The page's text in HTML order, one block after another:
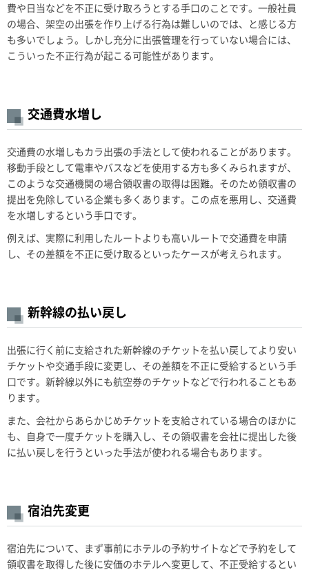
費や日当などを不正に受け取ろうとする手口のことです。一般社員
の場合、架空の出張を作り上げる行為は難しいのでは、と感じる方
も多いでしょう。しかし充分に出張管理を行っていない場合には、
こういった不正行為が起こる可能性があります。
交通費水増し
交通費の水増しもカラ出張の手法として使われることがあります。
移動手段として電車やバスなどを使用する方も多くみられますが、
このような交通機関の場合領収書の取得は困難。そのため領収書の
提出を免除している企業も多くあります。この点を悪用し、交通費
を水増しするという手口です。
例えば、実際に利用したルートよりも高いルートで交通費を申請
し、その差額を不正に受け取るといったケースが考えられます。
新幹線の払い戻し
出張に行く前に支給された新幹線のチケットを払い戻してより安い
チケットや交通手段に変更し、その差額を不正に受給するという手
口です。新幹線以外にも航空券のチケットなどで行われることもあ
ります。
また、会社からあらかじめチケットを支給されている場合のほかに
も、自身で一度チケットを購入し、その領収書を会社に提出した後
に払い戻しを行うといった手法が使われる場合もあります。
宿泊先変更
宿泊先について、まず事前にホテルの予約サイトなどで予約をして
領収書を取得した後に安価のホテルへ変更して、不正受給するとい